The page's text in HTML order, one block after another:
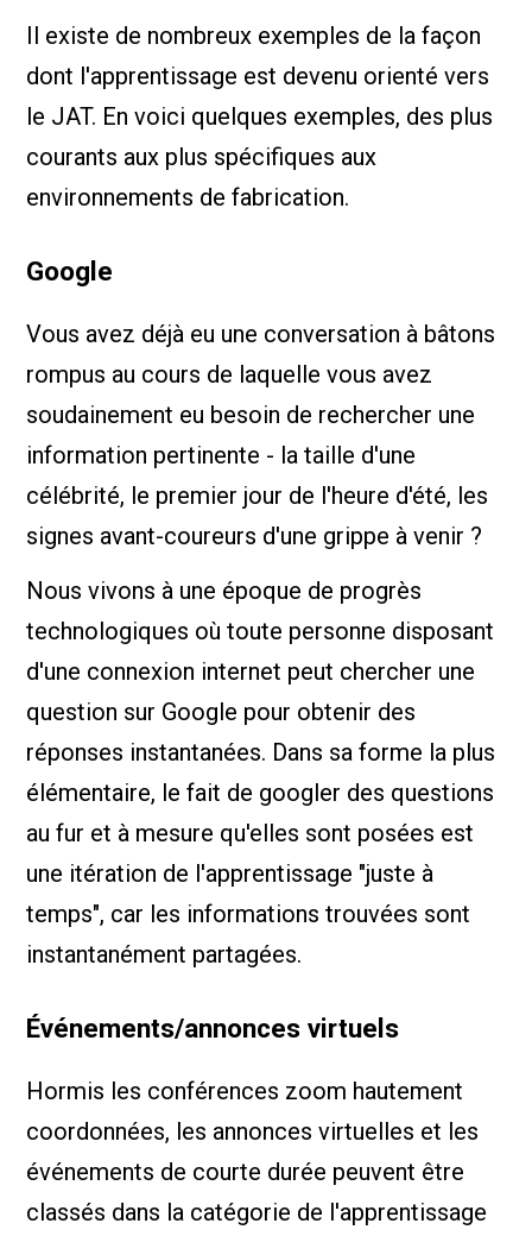
Il existe de nombreux exemples de la façon
dont l'apprentissage est devenu orienté vers
le JAT. En voici quelques exemples, des plus
courants aux plus spécifiques aux
environnements de fabrication.
Google
Vous avez déjà eu une conversation à bâtons
rompus au cours de laquelle vous avez
soudainement eu besoin de rechercher une
information pertinente - la taille d'une
célébrité, le premier jour de l'heure d'été, les
signes avant-coureurs d'une grippe à venir ?
Nous vivons à une époque de progrès
technologiques où toute personne disposant
d'une connexion internet peut chercher une
question sur Google pour obtenir des
réponses instantanées. Dans sa forme la plus
élémentaire, le fait de googler des questions
au fur et à mesure qu'elles sont posées est
une itération de l'apprentissage "juste à
temps", car les informations trouvées sont
instantanément partagées.
Événements/annonces virtuels
Hormis les conférences zoom hautement
coordonnées, les annonces virtuelles et les
événements de courte durée peuvent être
classés dans la catégorie de l'apprentissage